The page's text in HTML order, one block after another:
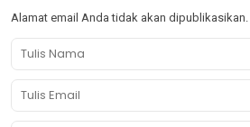
Alamat email Anda tidak akan dipublikasikan.